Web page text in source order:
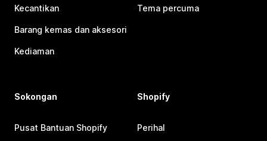
Kecantikan
Barang kemas dan aksesori
Kediaman
Tema percuma
Sokongan
Pusat Bantuan Shopify
Shopify
Perihal